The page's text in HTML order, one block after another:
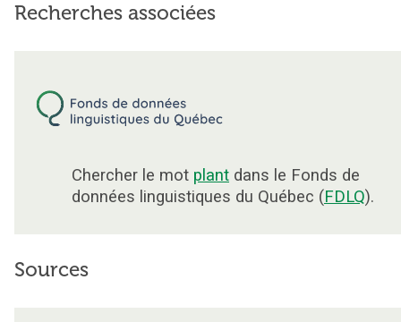
Recherches associées
Chercher le mot plant dans le Fonds de
données linguistiques du Québec (FDLQ).
Sources